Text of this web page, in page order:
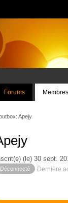
Forums Membres
Apejy
(le) 30 sept.
Déconnecté Dernière